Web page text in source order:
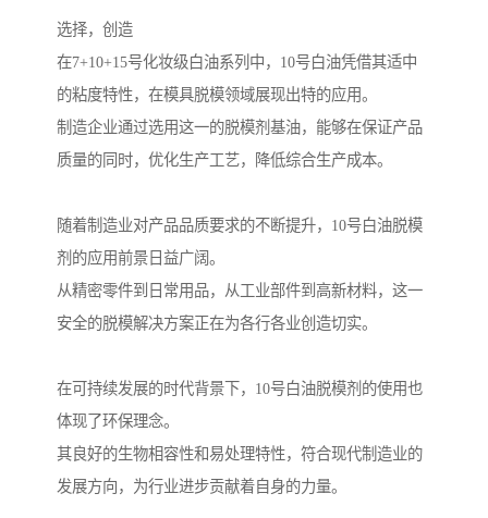
选择，创造
在7+10+15号化妆级白油系列中，10号白油凭借其适中
的粘度特性，在模具脱模领域展现出特的应用。
制造企业通过选用这一的脱模剂基油，能够在保证产品
质量的同时，优化生产工艺，降低综合生产成本。
随着制造业对产品品质要求的不断提升，10号白油脱模
剂的应用前景日益广阔。
从精密零件到日常用品，从工业部件到高新材料，这一
安全的脱模解决方案正在为各行各业创造切实。
在可持续发展的时代背景下，10号白油脱模剂的使用也
体现了环保理念。
其良好的生物相容性和易处理特性，符合现代制造业的
发展方向，为行业进步贡献着自身的力量。